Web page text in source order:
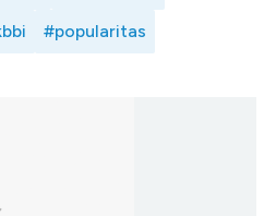
#popularitas